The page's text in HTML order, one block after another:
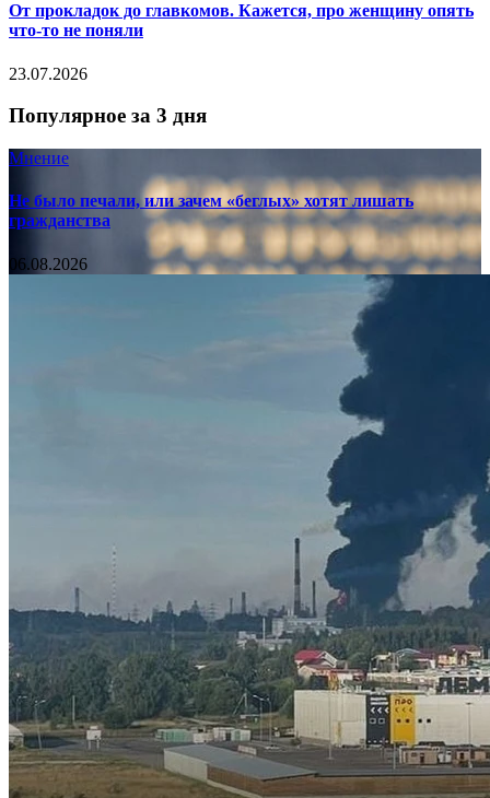
От прокладок до главкомов. Кажется, про женщину опять
что-то не поняли
23.07.2026
Популярное за 3 дня
Мнение
Не было печали, или зачем «беглых» хотят лишать
гражданства
06.08.2026